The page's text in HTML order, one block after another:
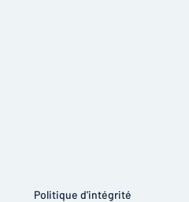
Politique d'intégrité